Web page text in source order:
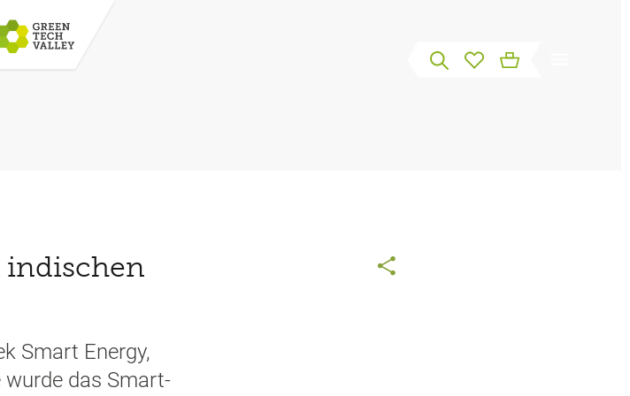
indischen
Smart Energy,
wurde das Smart-